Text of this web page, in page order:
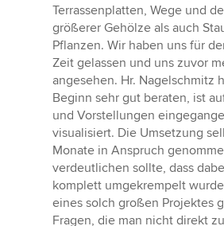
Terrassenplatten, Wege und
größerer Gehölze als auch
Pflanzen. Wir haben uns für
Zeit gelassen und uns zuvor
angesehen. Hr. Nagelschmitz
Beginn sehr gut beraten, ist
und Vorstellungen
visualisiert. Die Umsetzung
Monate in Anspruch
verdeutlichen sollte, dass
komplett umgekrempelt
eines solch großen Projektes
Fragen, die man nicht direkt